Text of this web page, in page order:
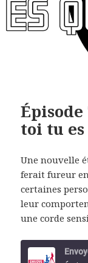
Épisode
toi tu
Une nouvelle
ferait fureur
certaines
leur
une corde